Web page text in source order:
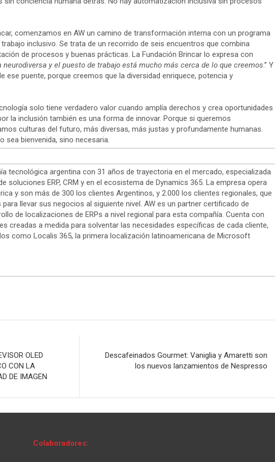
comenzamos en AW un camino de transformación interna con un programa
inclusivo. Se trata de un recorrido de seis encuentros que combina
de procesos y buenas prácticas. La Fundación Brincar lo expresa con
neurodiversa y el puesto de trabajo está mucho más cerca de lo que creemos.” Y
ese puente, porque creemos que la diversidad enriquece, potencia y
solo tiene verdadero valor cuando amplía derechos y crea oportunidades
la inclusión también es una forma de innovar. Porque si queremos
culturas del futuro, más diversas, más justas y profundamente humanas.
sea bienvenida, sino necesaria.
tecnológica argentina con 31 años de trayectoria en el mercado, especializada
soluciones ERP, CRM y en el ecosistema de Dynamics 365. La empresa opera
y son más de 300 los clientes Argentinos, y 2.000 los clientes regionales, que
llevar sus negocios al siguiente nivel. AW es un partner certificado de
de localizaciones de ERPs a nivel regional para esta compañía. Cuenta con
creadas a medida para solventar las necesidades específicas de cada cliente,
como Localis 365, la primera localización latinoamericana de Microsoft
OLED
CON LA
DE IMAGEN
Descafeinados Gourmet: Vaniglia y Amaretti son
los nuevos lanzamientos de Nespresso
Colaboradores: